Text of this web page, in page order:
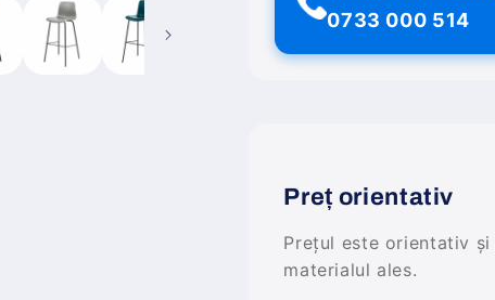
0733 000 514
Preț orientativ
Prețul este orientativ
materialul ales.